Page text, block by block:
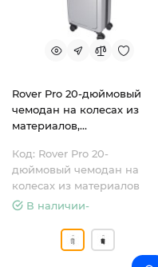
Rover Pro 20-дюймовый
чемодан на колесах из
материалов,
стандарту GRS, объемом 40
л - Серебряный
Код: Rover Pro 20-
дюймовый чемодан на
колесах из материалов
В наличии-